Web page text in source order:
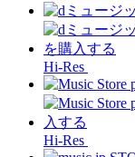
Hi-Res
Hi-Res